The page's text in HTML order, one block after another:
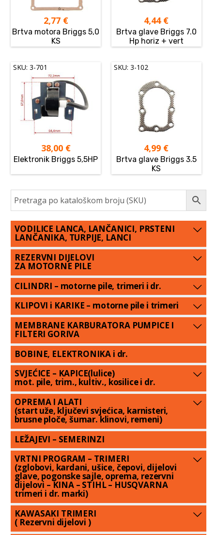
2,77 €
Brtva motora Briggs 5,0
KS
4,44 €
Brtva glave Briggs 7.0
Hp horiz + vert
SKU: 3-701
38,00 €
Elektronik Briggs 5,5HP
SKU: 3-102
4,99 €
Brtva glave Briggs 3.5
KS
VODILICE LANCA, LANČANICI, PRSTENI
LANČANIKA, TURPIJE, LANCI
REZERVNI DIJELOVI
ZA MOTORNE PILE
CILINDRI – motorne pile, trimeri i dr.
KLIPOVI i KARIKE – motorne pile i trimeri
MEMBRANE KARBURATORA PUMPICE I
FILTERI GORIVA
BOBINE, ELEKTRONIKA i dr.
SVJEĆICE – KAPICE(lulice)
mot. pile, trim., kultiv., kosilice i dr.
OPREMA I ALATI
(start uže, ključevi svjećica, karnisteri,
brusne ploče, šumar. klinovi, remeni)
LEŽAJEVI – SEMERINZI
VRTNI PROGRAM – TRIMERI
(zglobovi, kardani, ušice, čepovi, dijelovi
glave, pogonske sajle, oprema, rezervni
dijelovi – KINA – STIHL – HUSQVARNA
trimeri i dr. marki)
KAWASAKI TRIMERI
( Rezervni dijelovi )